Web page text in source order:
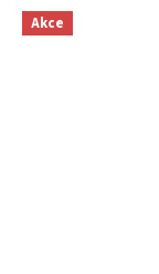
Akce